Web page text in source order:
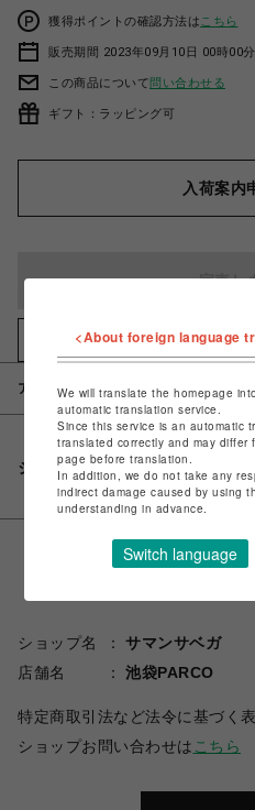
獲得ポイントの確認方法は こちら
販売期間 2023年09月10日 00時00
この商品について問い合わせる
ギフト：ラッピング可
入荷案内
完売し
お気に入りア
アイテム説明 / 素材
シェアする
ショップ名
サマンサベガ
店舗名
池袋PARCO
特定商取引法など法令に基づく
ショップお問い合わせは こちら
<About foreign language
We will translate the homepage
automatic translation service.
Since this service is an automatic
translated correctly and may
page before translation.
In addition, we do not take any
indirect damage caused by using
understanding in advance.
Switch language